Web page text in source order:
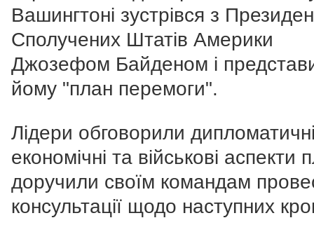
Вашингтоні зустрівся з
Сполучених Штатів Америки
Джозефом Байденом і
йому "план перемоги".
Лідери обговорили
економічні та військові аспекти
доручили своїм командам
консультації щодо наступних